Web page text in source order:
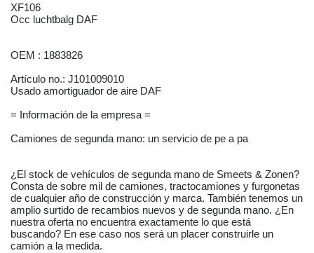
XF106
Occ luchtbalg DAF
OEM : 1883826
Artículo no.: J101009010
Usado amortiguador de aire DAF
= Información de la empresa =
Camiones de segunda mano: un servicio de pe a pa
¿El stock de vehículos de segunda mano de Smeets & Zonen?
Consta de sobre mil de camiones, tractocamiones y furgonetas
de cualquier año de construcción y marca. También tenemos un
amplio surtido de recambios nuevos y de segunda mano. ¿En
nuestra oferta no encuentra exactamente lo que está
buscando? En ese caso nos será un placer construirle un
camión a la medida.